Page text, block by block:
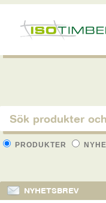
PRODUKTER
NYHETSBREV